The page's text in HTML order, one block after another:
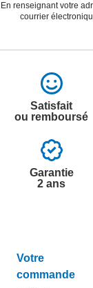
En renseignant votre
courrier
Satisfait
ou remboursé
Garantie
2 ans
Votre
commande